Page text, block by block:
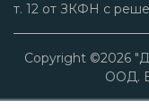
т. 12 от ЗКФН с
Copyright ©2026
ООД.